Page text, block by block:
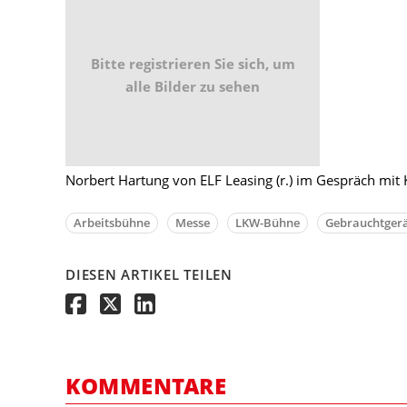
Bitte registrieren Sie sich, um
alle Bilder zu sehen
Norbert Hartung von ELF Leasing (r.) im Gespräch mit
Arbeitsbühne Messe LKW-Bühne
DIESEN ARTIKEL TEILEN
KOMMENTARE